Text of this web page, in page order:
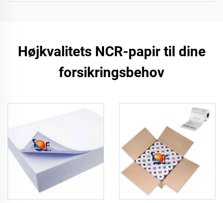
Højkvalitets NCR-papir til dine
forsikringsbehov